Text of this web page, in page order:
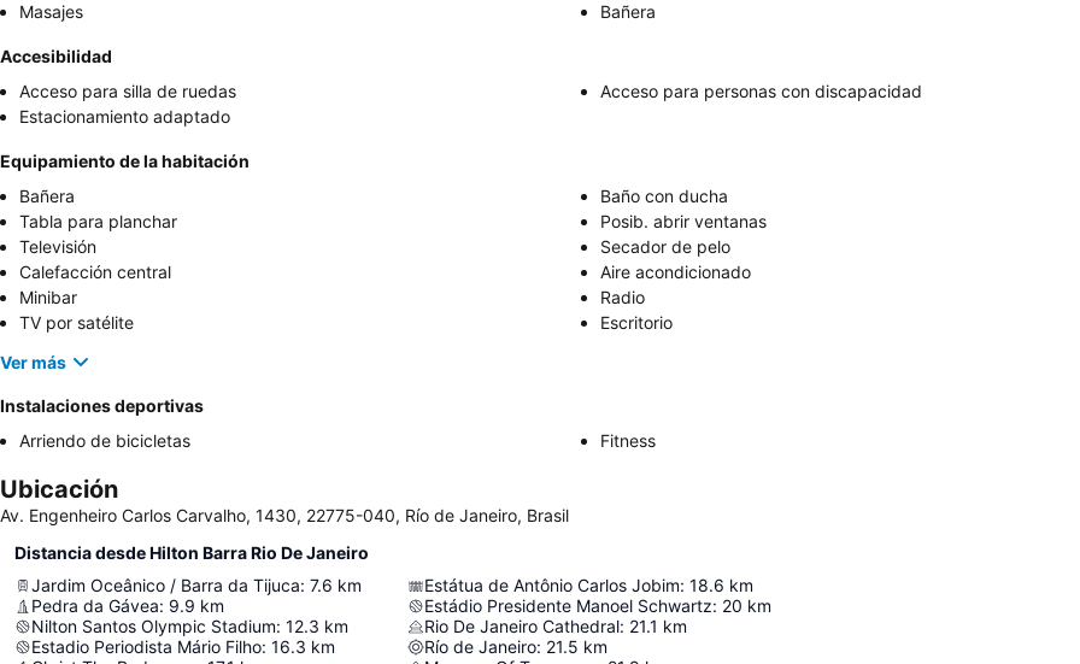
Masajes
Bañera
Accesibilidad
Acceso para silla de ruedas
Acceso para personas con discapacidad
Estacionamiento adaptado
Equipamiento de la habitación
Bañera
Baño con ducha
Tabla para planchar
Posib. abrir ventanas
Televisión
Secador de pelo
Calefacción central
Aire acondicionado
Minibar
Radio
TV por satélite
Escritorio
Ver más
Instalaciones deportivas
Arriendo de bicicletas
Fitness
Ubicación
Av. Engenheiro Carlos Carvalho, 1430, 22775-040, Río de Janeiro, Brasil
Distancia desde Hilton Barra Rio De Janeiro
Jardim Oceânico / Barra da Tijuca: 7.6 km
Pedra da Gávea: 9.9 km
Nilton Santos Olympic Stadium: 12.3 km
Estadio Periodista Mário Filho: 16.3 km
Estátua de Antônio Carlos Jobim: 18.6 km
Estádio Presidente Manoel Schwartz: 20 km
Rio De Janeiro Cathedral: 21.1 km
Río de Janeiro: 21.5 km